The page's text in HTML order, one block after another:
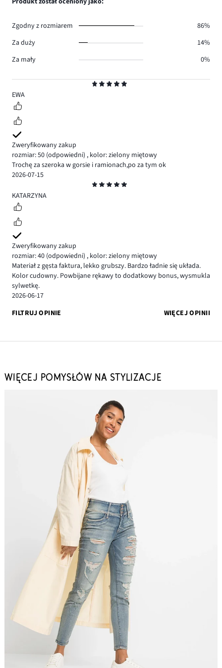
5
EWA
Zweryfikowany zakup
rozmiar: 50 (odpowiedni) , kolor: zielony miętowy
Trochę za szeroka w gorsie i ramionach,po za tym ok
2026-07-15
5
KATARZYNA
Zweryfikowany zakup
rozmiar: 40 (odpowiedni) , kolor: zielony miętowy
Materiał z gęsta faktura, lekko grubszy. Bardzo ładnie się układa.
Kolor cudowny. Powbijane rękawy to dodatkowy bonus, wysmukla
sylwetkę.
2026-06-17
FILTRUJ OPINIE
WIĘCEJ OPINII
Zgodny z rozmiarem
86%
Za duży
14%
Za mały
0%
WIĘCEJ POMYSŁÓW NA STYLIZACJE